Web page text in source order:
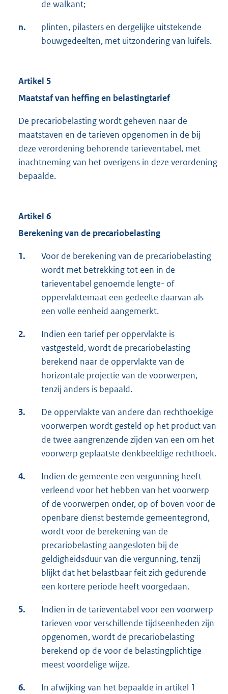
de walkant;
n.
plinten, pilasters en dergelijke uitstekende
bouwgedeelten, met uitzondering van luifels.
Artikel 5
Maatstaf van heffing en belastingtarief
De precariobelasting wordt geheven naar de
maatstaven en de tarieven opgenomen in de bij
deze verordening behorende tarieventabel, met
inachtneming van het overigens in deze verordening
bepaalde.
Artikel 6
Berekening van de precariobelasting
1.
Voor de berekening van de precariobelasting
wordt met betrekking tot een in de
tarieventabel genoemde lengte- of
oppervlaktemaat een gedeelte daarvan als
een volle eenheid aangemerkt.
2.
Indien een tarief per oppervlakte is
vastgesteld, wordt de precariobelasting
berekend naar de oppervlakte van de
horizontale projectie van de voorwerpen,
tenzij anders is bepaald.
3.
De oppervlakte van andere dan rechthoekige
voorwerpen wordt gesteld op het product van
de twee aangrenzende zijden van een om het
voorwerp geplaatste denkbeeldige rechthoek.
4.
Indien de gemeente een vergunning heeft
verleend voor het hebben van het voorwerp
of de voorwerpen onder, op of boven voor de
openbare dienst bestemde gemeentegrond,
wordt voor de berekening van de
precariobelasting aangesloten bij de
geldigheidsduur van die vergunning, tenzij
blijkt dat het belastbaar feit zich gedurende
een kortere periode heeft voorgedaan.
5.
Indien in de tarieventabel voor een voorwerp
tarieven voor verschillende tijdseenheden zijn
opgenomen, wordt de precariobelasting
berekend op de voor de belastingplichtige
meest voordelige wijze.
6.
In afwijking van het bepaalde in artikel 1